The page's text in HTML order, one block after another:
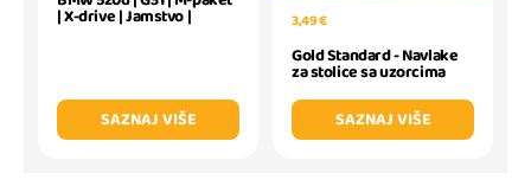
| X-drive | Jamstvo |
SAZNAJ VIŠE
3,49 €
Gold Standard - Navlake
za stolice sa uzorcima
SAZNAJ VIŠE